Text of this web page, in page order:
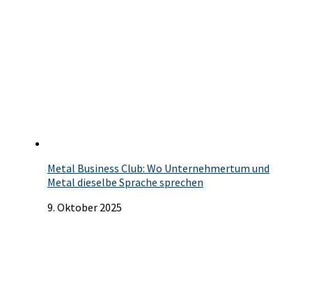
Metal Business Club: Wo Unternehmertum und
Metal dieselbe Sprache sprechen
9. Oktober 2025